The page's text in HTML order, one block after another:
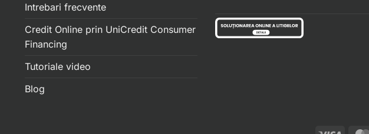
Intrebari frecvente
Credit Online prin UniCredit Consumer
Financing
Tutoriale video
Blog